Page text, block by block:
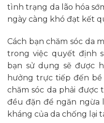
tình trạng da lão hóa
ngày càng khó đạt kết
Cách bạn chăm sóc da
trong việc quyết định
bạn sử dụng sẽ được
hưởng trực tiếp đến
chăm sóc da phải
đều đặn để ngăn ngừa
kháng của da chống lại